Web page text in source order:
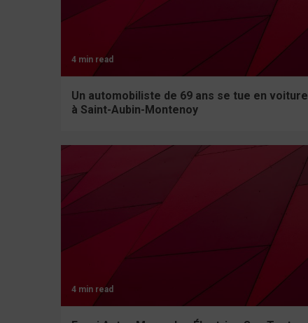
4 min read
Un automobiliste de 69 ans se tue en voiture
à Saint-Aubin-Montenoy
4 min read